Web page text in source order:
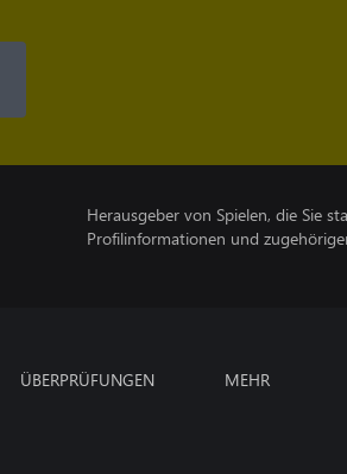
Herausgeber von Spielen, die Sie
Profilinformationen und
ÜBERPRÜFUNGEN MEHR